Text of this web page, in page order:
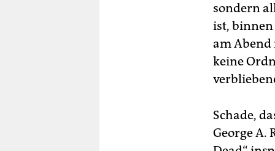
sondern
ist,
am Abend
keine
Schade,
George A.